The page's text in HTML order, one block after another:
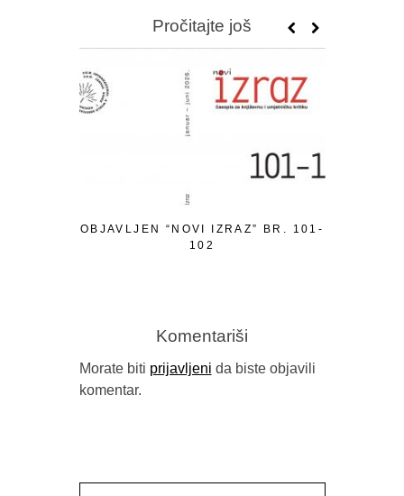
Pročitajte još
OBJAVLJEN “NOVI IZRAZ” BR. 101-
102
Komentariši
Morate biti prijavljeni da biste objavili
komentar.